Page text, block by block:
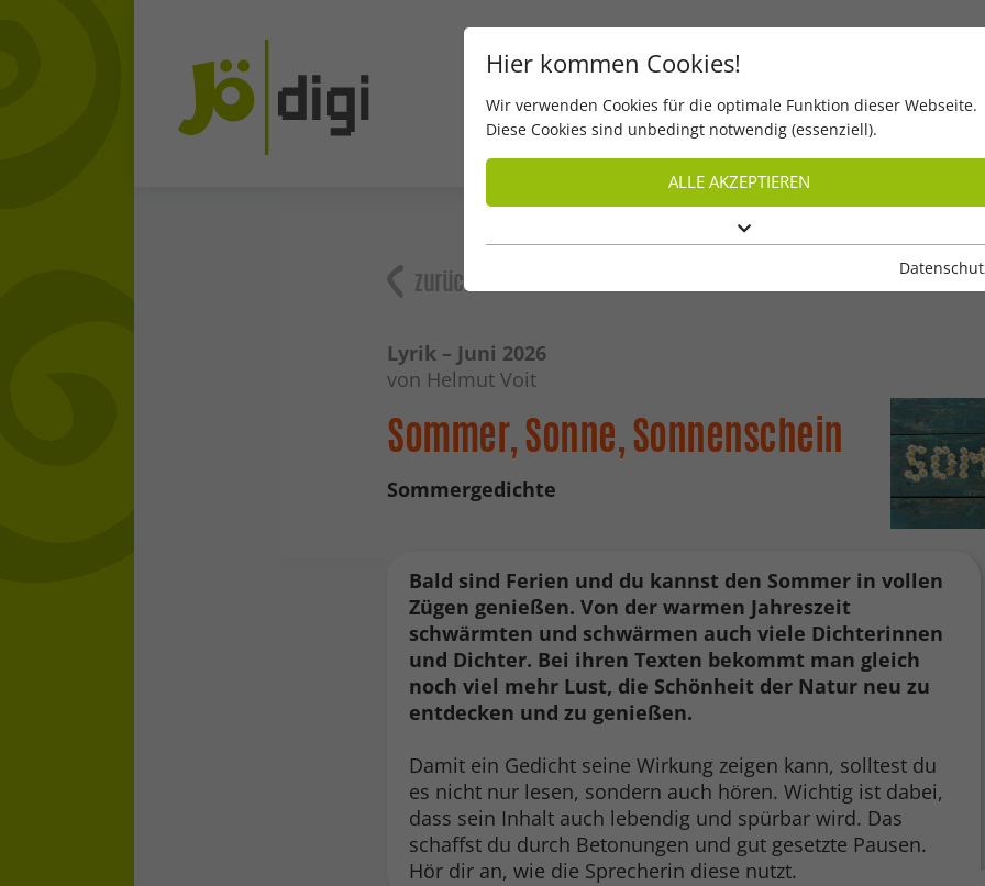
Start Digital lesen
zurück
Lyrik – Juni 2026
von Helmut Voit
Sommer, Sonne, Sonnenschein
Sommergedichte
Bald sind Ferien und du kannst den Sommer in vollen
Zügen genießen. Von der warmen Jahreszeit
schwärmten und schwärmen auch viele Dichterinnen
und Dichter. Bei ihren Texten bekommt man gleich
noch viel mehr Lust, die Schönheit der Natur neu zu
entdecken und zu genießen.
Damit ein Gedicht seine Wirkung zeigen kann, solltest du
es nicht nur lesen, sondern auch hören. Wichtig ist dabei,
dass sein Inhalt auch lebendig und spürbar wird. Das
schaffst du durch Betonungen und gut gesetzte Pausen.
Hör dir an, wie die Sprecherin diese nutzt.
Hier kommen Cookies!
Wir verwenden Cookies für die optimale Funktion dieser Webseite.
Diese Cookies sind unbedingt notwendig (essenziell).
ALLE AKZEPTIEREN